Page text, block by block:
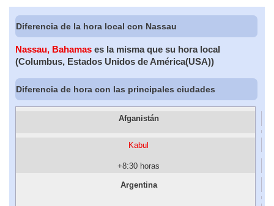
Diferencia de la hora local con Nassau
Nassau, Bahamas es la misma que su hora local
(Columbus, Estados Unidos de América(USA))
Diferencia de hora con las principales ciudades
Afganistán
Kabul
+8:30 horas
Argentina